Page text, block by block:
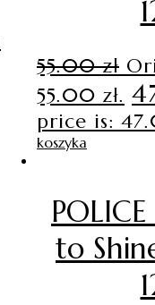
55.00zł
55.00 zł.
price is:
koszyka
to